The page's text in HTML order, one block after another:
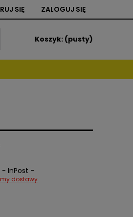
SIĘ ZALOGUJ SIĘ
Koszyk: (pusty)
- InPost -
dostawy